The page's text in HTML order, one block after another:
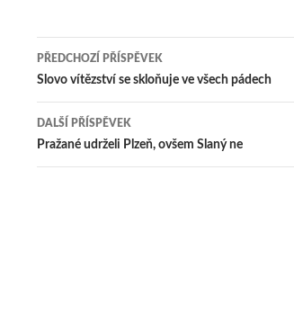
Navigace
pro
příspěvek
PŘEDCHOZÍ PŘÍSPĚVEK
Slovo vítězství se skloňuje ve všech pádech
DALŠÍ PŘÍSPĚVEK
Pražané udrželi Plzeň, ovšem Slaný ne